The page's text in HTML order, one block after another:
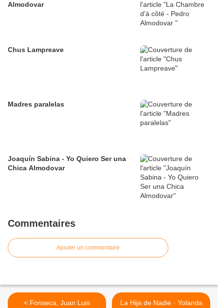
Almodovar
Chus Lampreave
Madres paralelas
Joaquín Sabina - Yo Quiero Ser una
Chica Almodovar
Commentaires
Ajouter un commentaire
< Fonseca, Juan Luis La Hija de Nadie · Yolanda